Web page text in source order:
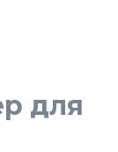
для